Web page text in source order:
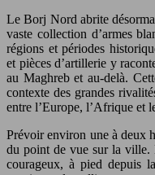
Le Borj Nord abrite
vaste collection d’armes
régions et périodes
et pièces d’artillerie y
au Maghreb et au-delà.
contexte des grandes
entre l’Europe, l’Afrique et
Prévoir environ une à deux
du point de vue sur la ville.
courageux, à pied depuis